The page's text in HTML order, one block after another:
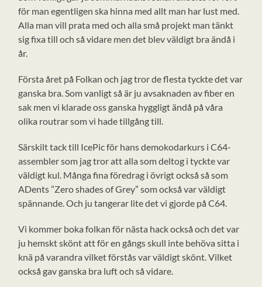
för man egentligen ska hinna med allt man har lust med.
Alla man vill prata med och alla små projekt man tänkt
sig fixa till och så vidare men det blev väldigt bra ändå i
år.
Första året på Folkan och jag tror de flesta tyckte det var
ganska bra. Som vanligt så är ju avsaknaden av fiber en
sak men vi klarade oss ganska hyggligt ändå på våra
olika routrar som vi hade tillgång till.
Särskilt tack till IcePic för hans demokodarkurs i C64-
assembler som jag tror att alla som deltog i tyckte var
väldigt kul. Många fina föredrag i övrigt också så som
ADents ”Zero shades of Grey” som också var väldigt
spännande. Och ju tangerar lite det vi gjorde på C64.
Vi kommer boka folkan för nästa hack också och det var
ju hemskt skönt att för en gångs skull inte behöva sitta i
knä på varandra vilket förstås var väldigt skönt. Vilket
också gav ganska bra luft och så vidare.